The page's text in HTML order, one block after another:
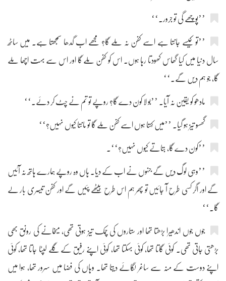
’’پوچھے گی تو جرور۔‘‘
’’تو کیسے جانتا ہے اسے کفن نہ ملے گا؟ مجھے اب گدھا سمجھتا ہے۔ میں ساٹھ
سال دنیا میں کیا گھاس کھودتا رہا ہوں۔ اس کو کفن ملے گا اور اس سے بہت اچھا ملے
گا، جو ہم دیں گے۔‘‘
مادھو کو یقین نہ آیا۔ ’’بو لا کون دے گا؟ روپے تو تم نے چٹ کر دئے۔‘‘
گھسو تیز ہو گیا۔ ’’میں کہتا ہوں اسے کفن ملے گا تو مانتا کیوں نہیں؟‘‘
’’کون دے گا، بتاتے کیوں نہیں؟‘‘۔
’’وہی لوگ دیں گے جنہوں نے اب کے دیا۔ ہاں وہ روپے ہمارے ہاتھ نہ آئیں
گے اور اگر کسی طرح آ جائیں تو پھر ہم اس طرح بیٹھے پئیں گے اور کفن تیسری بار لے
گا۔‘‘
جوں جوں اندھیرا بڑھتا تھا اور ستاروں کی چمک تیز ہوتی تھی، میخانے کی رونق بھی
بڑھتی جاتی تھی۔ کوئی گاتا تھا، کوئی بہکتا تھا، کوئی اپنے رفیق کے گلے لپٹا جاتا تھا، کوئی
اپنے دوست کے منہ سے ساغر لگائے دیتا تھا۔ وہاں کی فضا میں سرور تھا، ہوا میں